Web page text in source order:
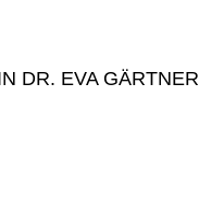
DR. EVA GÄRTNER